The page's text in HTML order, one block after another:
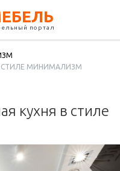
портал
СТИЛЕ МИНИМАЛИЗМ
кухня в стиле